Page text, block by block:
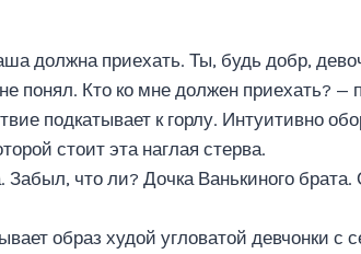
должна приехать. Ты, будь добр,
понял. Кто ко мне должен приехать? —
подкатывает к горлу. Интуитивно
стоит эта наглая стерва.
что ли? Дочка Ванькиного
образ худой угловатой девчонки с